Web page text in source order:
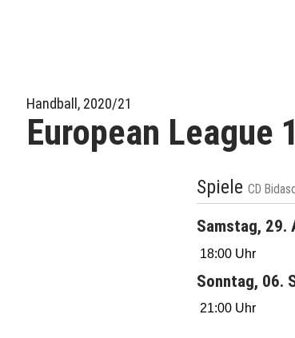
Handball, 2020/21
European League
Spiele CD
Samstag, 29.
18:00 Uhr
Sonntag, 06.
21:00 Uhr